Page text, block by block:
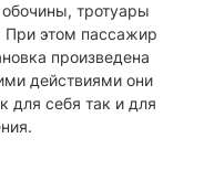
обочины, тротуары
При этом пассажир
произведена
действиями они
для себя так и для